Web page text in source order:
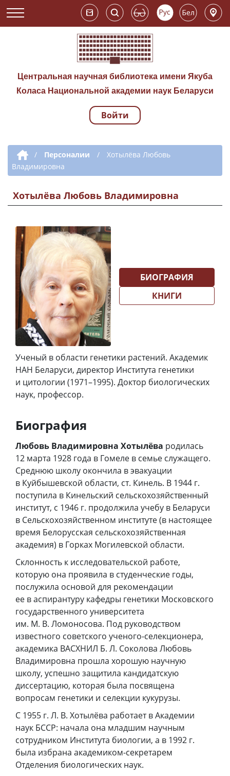
Центральная научная библиотека имени Якуба
Коласа Национальной академии наук Беларуси
Навигация по
Войти
Дополнительная навигация
/ Персоналии /
Хотылёва Любовь
Владимировна
Хотылёва Любовь Владимировна
Ученый в области генетики растений. Академик
НАН Беларуси, директор Института генетики
и цитологии (1971–1995). Доктор биологических
наук, профессор.
БИОГРАФИЯ
КНИГИ
Биография
Любовь Владимировна Хотылёва родилась
12 марта 1928 года в Гомеле в семье служащего.
Среднюю школу окончила в эвакуации
в Куйбышевской области, ст. Кинель. В 1944 г.
поступила в Кинельский сельскохозяйственный
институт, с 1946 г. продолжила учебу в Беларуси
в Сельскохозяйственном институте (в настоящее
время Белорусская сельскохозяйственная
академия) в Горках Могилевской области.
Склонность к исследовательской работе,
которую она проявила в студенческие годы,
послужила основой для рекомендации
ее в аспирантуру кафедры генетики Московского
государственного университета
им. М. В. Ломоносова. Под руководством
известного советского ученого-селекционера,
академика ВАСХНИЛ Б. Л. Соколова Любовь
Владимировна прошла хорошую научную
школу, успешно защитила кандидатскую
диссертацию, которая была посвящена
вопросам генетики и селекции кукурузы.
С 1955 г. Л. В. Хотылёва работает в Академии
наук БССР: начала она младшим научным
сотрудником Института биологии, а в 1992 г.
была избрана академиком-секретарем
Отделения биологических наук.